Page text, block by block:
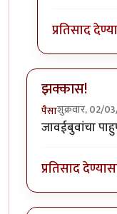
प्रतिसाद
झक्कास!
पैसाशुक्रवार, 02/
जावईबुवांचा
प्रतिसाद